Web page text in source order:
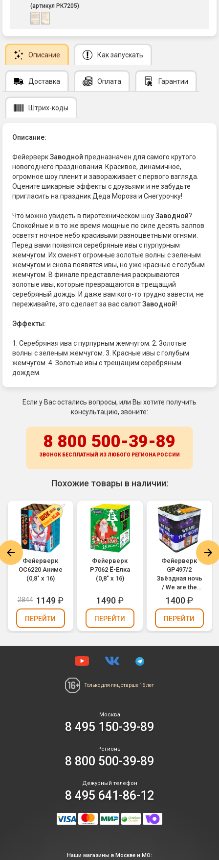
(артикул РК7205):
Описание Как запускать
Доставка Оплата Гарантии
Штрих-коды
Описание:
ФейерверкЗаводной предназначен для самого крутого
новогоднего празднования. Красивое, динамичное,
огромное шоу пленит и завораживает с первого взгляда.
Оцените шикарные эффекты с друзьями и не забудьте
пригласить на праздник Деда Мороза и Снегурочку!
Что можно увидеть в пиротехническом шоуЗаводной?
Спокойные и в то же время мощные по силе десять залпов
осветят ночное небо красивыми разноцветными огнями.
Перед вами появятся серебряные ивы с пурпурным
жемчугом. Их сменят огромные золотые волны с зеленым
жемчугом и снова появятся ивы, но уже красные с голубым
жемчугом. В финале представления раскрываются
золотые ивы, которые превращаются в трещащий
серебряный дождь. И даже вам кого-то трудно завести, не
переживайте, это сделает за вас салютЗаводной!
Эффекты:
1. Серебряная ива с пурпурным жемчугом. 2. Золотые
волны с зеленым жемчугом. 3. Красные ивы с голубым
жемчугом. 4. Золотые ивы с трещащим серебряным
дождем.
Если у Вас остались вопросы, или Вы хотите получить
консультацию, звоните:
8 800 500-39-89
ЗВОНОК БЕСПЛАТНЫЙ ИЗ ЛЮБОГО РЕГИОНА РОССИИ
Похожие товары в наличии:
Фейерверк
ОС6220 Аниме
(0,8" х 16)
2844 1149₽
ПЕРЕЙТИ
Фейерверк
Р7062 Ё-Елка
(0,8" х 16)
1490₽
ПЕРЕЙТИ
Фейерверк
GP497/2
Звёздная ночь
/ We are the
night (0,8" х 16)
1400₽
ПЕРЕЙТИ
Только для лиц старше 16 лет
Москва
8 495 150-39-89
Регионы
8 800 500-39-89
Дежурный телефон
8 495 641-86-12
Наши магазины в Москве и МО: